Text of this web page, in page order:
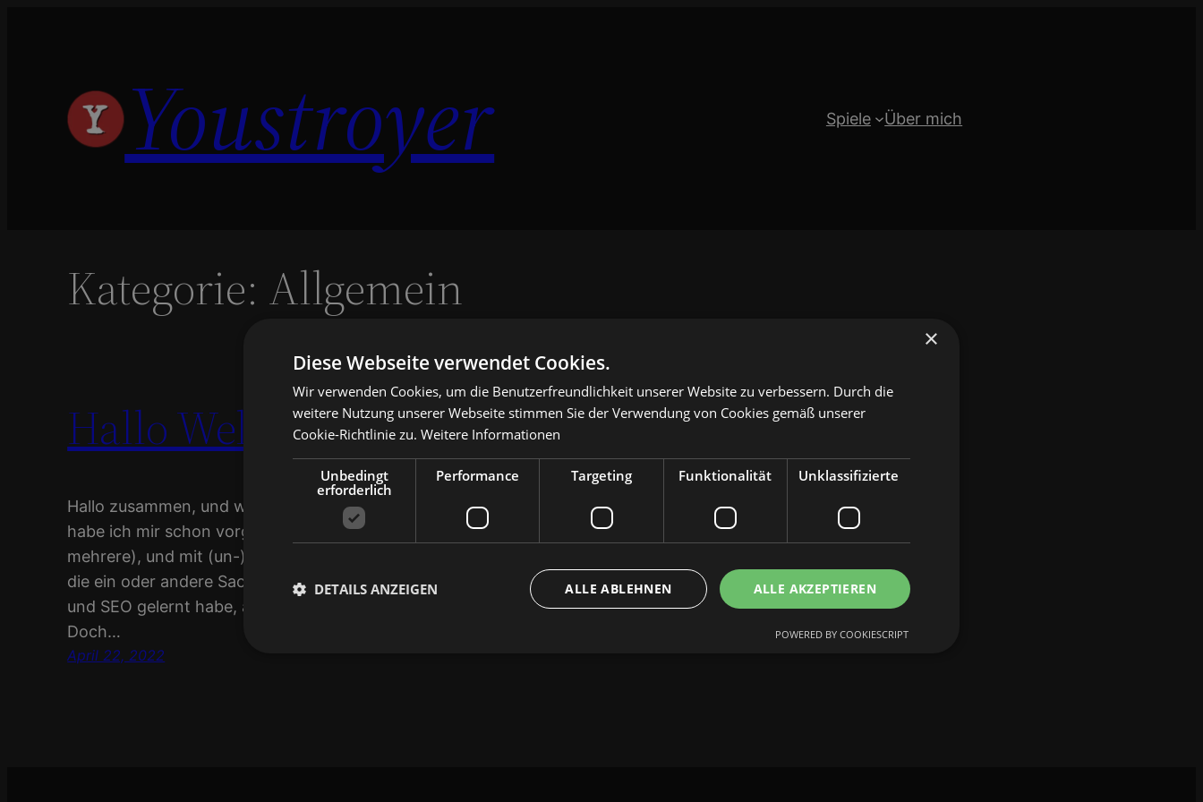
Youstroyer Spiele Über mich
Kategorie: Allgemein
Hallo Welt
Hallo zusammen, und willkommen zu meiner neuen Gaming-Seite. Lange
habe ich mir schon vorgenommen eine Seite zu bauen (eigentlich sogar
mehrere), und mit (un-)interessanten Inhalten zu füllen. Auch kann ich hier
die ein oder andere Sache ausprobieren, welche ich über Webentwicklung
und SEO gelernt habe, aber in der Arbeit aus Zeitgründen nie dazu komm.
Doch…
April 22, 2022
×
Diese Webseite verwendet Cookies.
Wir verwenden Cookies, um die Benutzerfreundlichkeit unserer Website zu verbessern. Durch die
weitere Nutzung unserer Webseite stimmen Sie der Verwendung von Cookies gemäß unserer
Cookie-Richtlinie zu. Weitere Informationen
Unbedingt
erforderlich
Performance Targeting Funktionalität Unklassifizierte
ALLE AKZEPTIEREN
ALLE ABLEHNEN
DETAILS ANZEIGEN
POWERED BY COOKIESCRIPT